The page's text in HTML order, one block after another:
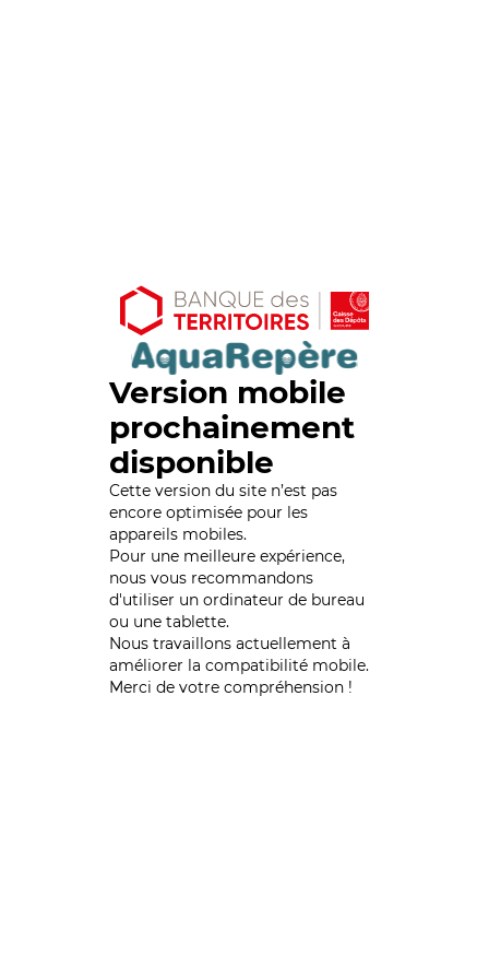
Version mobile
prochainement
disponible
Cette version du site n’est pas
encore optimisée pour les
appareils mobiles.
Pour une meilleure expérience,
nous vous recommandons
d'utiliser un ordinateur de bureau
ou une tablette.
Nous travaillons actuellement à
améliorer la compatibilité mobile.
Merci de votre compréhension !